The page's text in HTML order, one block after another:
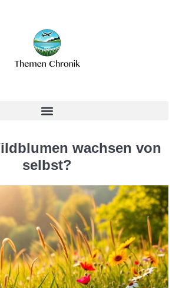
wachsen von
selbst?